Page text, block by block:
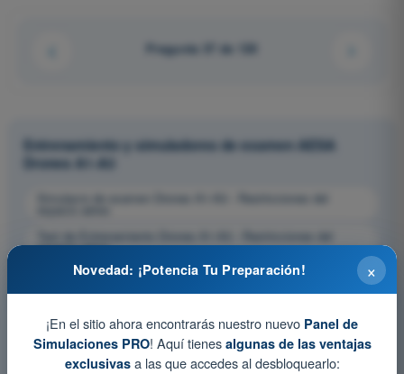
Pregunta 37 de 120
Entrenamiento y simuladores de examen AESA
Drones A1-A3
Simulacro de examen Drones A1-A3 - Restricciones del
Test de Entrenamiento Drones A1-A3 - Restricciones del
espacio aéreo
Examen en PDF Drones A1-A3 - Restricciones del espacio
×
Novedad: ¡Potencia Tu Preparación!
¡En el sitio ahora encontrarás nuestro nuevo Panel de
Simulaciones PRO! Aquí tienes algunas de las ventajas
exclusivasa las que accedes al desbloquearlo: